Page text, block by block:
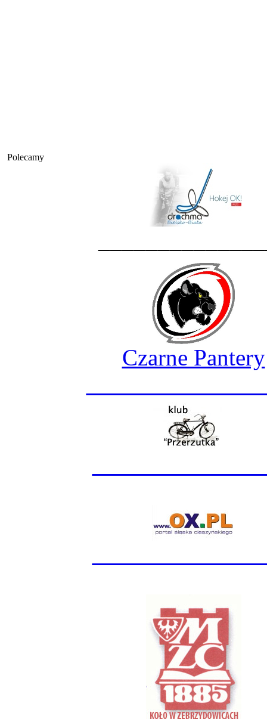
Polecamy
Czarne Pantery